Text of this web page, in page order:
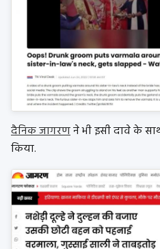
दैनिक जागरणने भी इसी दावे के
किया.